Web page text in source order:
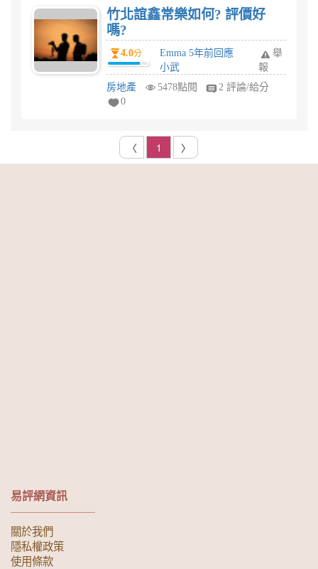
竹北誼鑫常樂如何? 評價好
嗎?
4.0分
Emma 5年前回應
小武
舉
報
房地產
5478點閱
2 評論/給分
0
〈 1 〉
易評網資訊
關於我們
隱私權政策
使用條款